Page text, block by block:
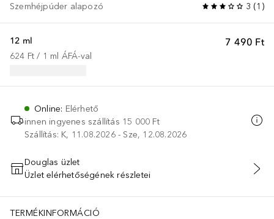
Szemhéjpúder alapozó 3 (1 )
7 490 Ft
12 ml
624 Ft / 1 ml ÁFÁ-val
Online: Elérhető
innen ingyenes szállítás 15 000 Ft
Szállítás: K, 11.08.2026 - Sze, 12.08.2026
KOSÁRBA HELYEZÉS
Douglas üzlet
Üzlet elérhetőségének részletei
TERMÉKINFORMÁCIÓ